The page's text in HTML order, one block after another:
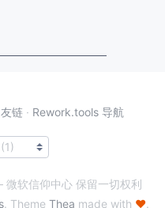
友链 · Rework.tools 导航
软信仰中心 保留一切权利
. Theme Thea made with ♥.